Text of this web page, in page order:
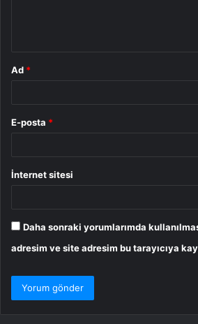
Ad *
E-posta *
İnternet sitesi
Daha sonraki yorumlarımda
adresim ve site adresim bu tarayıcıya